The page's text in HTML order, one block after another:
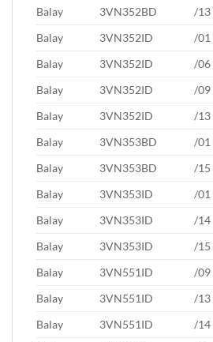
Balay
3VN352BD
/13
Balay
3VN352ID
/01
Balay
3VN352ID
/06
Balay
3VN352ID
/09
Balay
3VN352ID
/13
Balay
3VN353BD
/01
Balay
3VN353BD
/15
Balay
3VN353ID
/01
Balay
3VN353ID
/14
Balay
3VN353ID
/15
Balay
3VN551ID
/09
Balay
3VN551ID
/13
Balay
3VN551ID
/14